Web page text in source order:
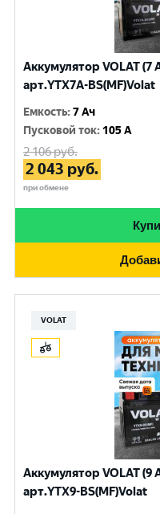
Аккумулятор VOLAT (7
арт.YTX7A-BS(MF)Volat
Емкость:7 Ач
Пусковой ток: 105 A
2 106руб.
2 043 руб.
при обмене
VOLAT
Аккумулятор VOLAT (9
арт.YTX9-BS(MF)Volat